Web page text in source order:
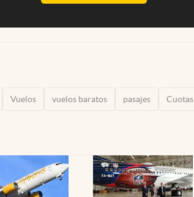
Vuelos vuelos baratos pasajes Cuotas